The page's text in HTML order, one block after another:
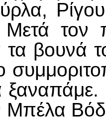
Μετά τον
τα βουνά
Μπέλα